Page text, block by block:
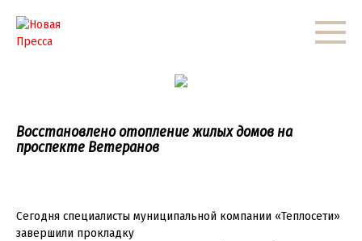
контенту
Восстановлено отопление жилых домов на
проспекте Ветеранов
Сегодня специалисты муниципальной компании «Теплосети»
завершили прокладку